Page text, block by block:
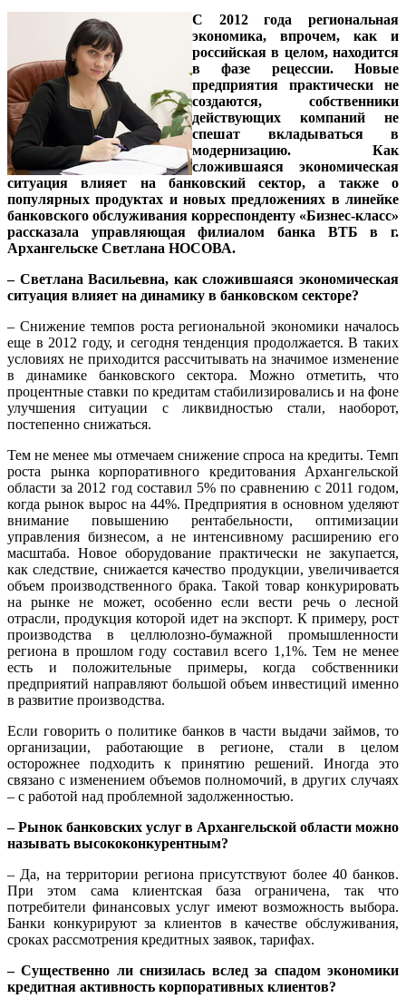
С 2012 года региональная
экономика, впрочем, как и
российская в целом, находится
в фазе рецессии. Новые
предприятия практически не
создаются, собственники
действующих компаний не
спешат вкладываться в
модернизацию. Как
сложившаяся экономическая
ситуация влияет на банковский сектор, а также о
популярных продуктах и новых предложениях в линейке
банковского обслуживания корреспонденту «Бизнес-класс»
рассказала управляющая филиалом банка ВТБ в г.
Архангельске Светлана НОСОВА.
– Светлана Васильевна, как сложившаяся экономическая
ситуация влияет на динамику в банковском секторе?
– Снижение темпов роста региональной экономики началось
еще в 2012 году, и сегодня тенденция продолжается. В таких
условиях не приходится рассчитывать на значимое изменение
в динамике банковского сектора. Можно отметить, что
процентные ставки по кредитам стабилизировались и на фоне
улучшения ситуации с лик­видностью стали, наоборот,
постепенно снижаться.
Тем не менее мы отмечаем снижение спроса на кредиты. Темп
роста рынка корпоративного кредитования Архангельской
области за 2012 год составил 5% по сравнению с 2011 годом,
когда рынок вырос на 44%. Предприятия в основном уделяют
внимание повышению рентабельности, оптимизации
управления бизнесом, а не интенсивному расширению его
масштаба. Новое оборудование практически не закупается,
как следствие, снижается качество продукции, увеличивается
объем производственного брака. Такой товар конкурировать
на рынке не может, особенно если вести речь о лесной
отрасли, продукция которой идет на экспорт. К примеру, рост
производства в целлюлозно-бумажной промышленности
региона в прошлом году составил всего 1,1%. Тем не менее
есть и положительные примеры, когда собственники
предприятий направляют большой объем инвестиций именно
в развитие производства.
Если говорить о политике банков в части выдачи займов, то
организации, работающие в регионе, стали в целом
осторожнее подходить к принятию решений. Иногда это
связано с изменением объемов полномочий, в других случаях
– с работой над проблемной задолженностью.
– Рынок банковских услуг в Архангельской области можно
называть высококонкурентным?
– Да, на территории региона присутствуют более 40 банков.
При этом сама клиентская база ограничена, так что
потребители финансовых услуг имеют возможность выбора.
Банки конкурируют за клиентов в качестве обслуживания,
сроках рассмотрения кредитных заявок, тарифах.
– Существенно ли снизилась вслед за спадом экономики
кредитная активность корпоративных клиентов?